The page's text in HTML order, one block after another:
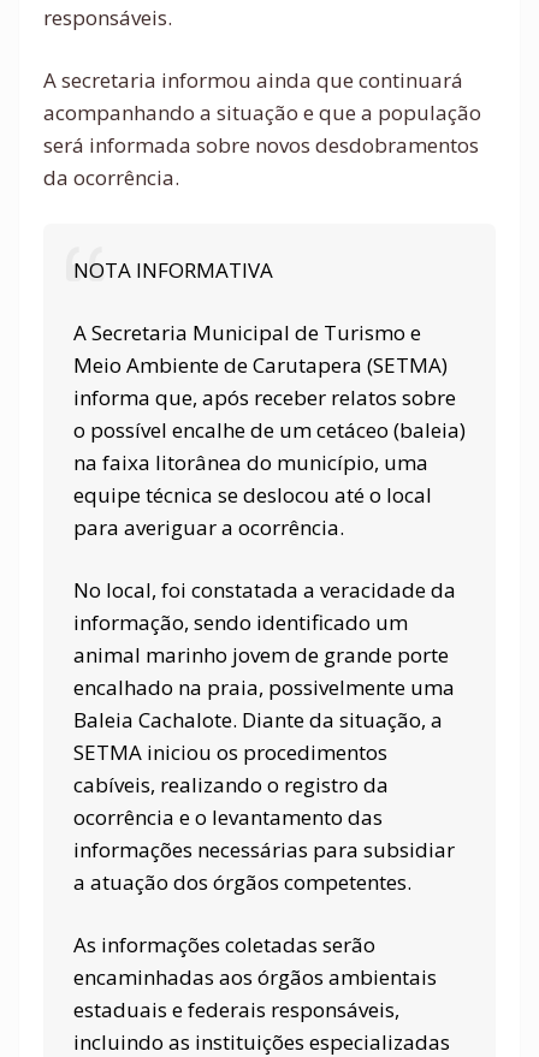
responsáveis.
A secretaria informou ainda que continuará
acompanhando a situação e que a população
será informada sobre novos desdobramentos
da ocorrência.
NOTA INFORMATIVA
A Secretaria Municipal de Turismo e
Meio Ambiente de Carutapera (SETMA)
informa que, após receber relatos sobre
o possível encalhe de um cetáceo (baleia)
na faixa litorânea do município, uma
equipe técnica se deslocou até o local
para averiguar a ocorrência.
No local, foi constatada a veracidade da
informação, sendo identificado um
animal marinho jovem de grande porte
encalhado na praia, possivelmente uma
Baleia Cachalote. Diante da situação, a
SETMA iniciou os procedimentos
cabíveis, realizando o registro da
ocorrência e o levantamento das
informações necessárias para subsidiar
a atuação dos órgãos competentes.
As informações coletadas serão
encaminhadas aos órgãos ambientais
estaduais e federais responsáveis,
incluindo as instituições especializadas